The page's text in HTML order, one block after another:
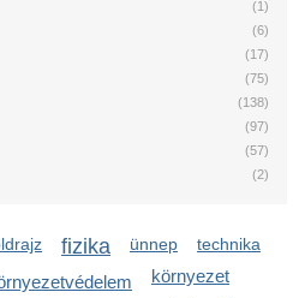
(1)
(6)
(17)
(75)
(138)
(97)
(57)
(2)
fizika ünnep
környezet
technika